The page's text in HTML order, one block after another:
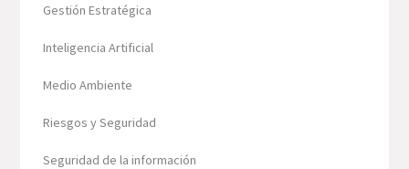
Gestión Estratégica
Inteligencia Artificial
Medio Ambiente
Riesgos y Seguridad
Seguridad de la información